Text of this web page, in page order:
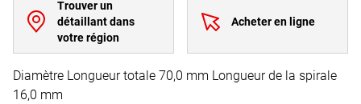
Trouver un
détaillant dans
votre région
Acheter en ligne
Diamètre Longueur totale 70,0 mm Longueur de la spirale
16,0 mm